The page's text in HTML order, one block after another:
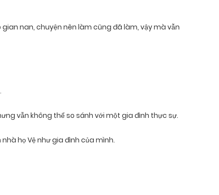
nan, chuyện nên làm cũng đã làm, vậy mà vẫn
vẫn không thể so sánh với một gia đình thực sự.
họ Vệ như gia đình của mình.